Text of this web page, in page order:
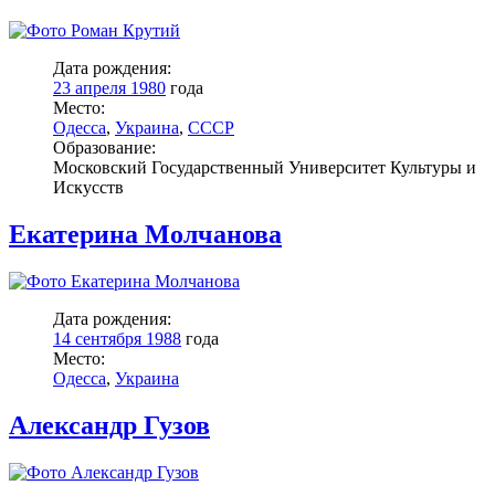
Дата рождения:
23 апреля 1980 года
Место:
Одесса, Украина, СССР
Образование:
Московский Государственный Университет Культуры и
Искусств
Екатерина Молчанова
Дата рождения:
14 сентября 1988 года
Место:
Одесса, Украина
Александр Гузов